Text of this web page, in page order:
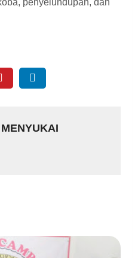
penyelundupan, dan